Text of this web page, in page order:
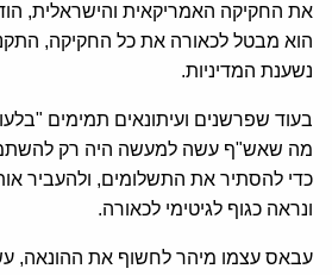
את החקיקה האמריקאית והישראלית,
הוא מבטל לכאורה את כל החקיקה,
נשענת המדיניות.
בעוד שפרשנים ועיתונאים תמימים
מה שאש"ף עשה למעשה היה רק
כדי להסתיר את התשלומים, ולהעביר
ונראה כגוף לגיטימי לכאורה.
עבאס עצמו מיהר לחשוף את ההונאה,